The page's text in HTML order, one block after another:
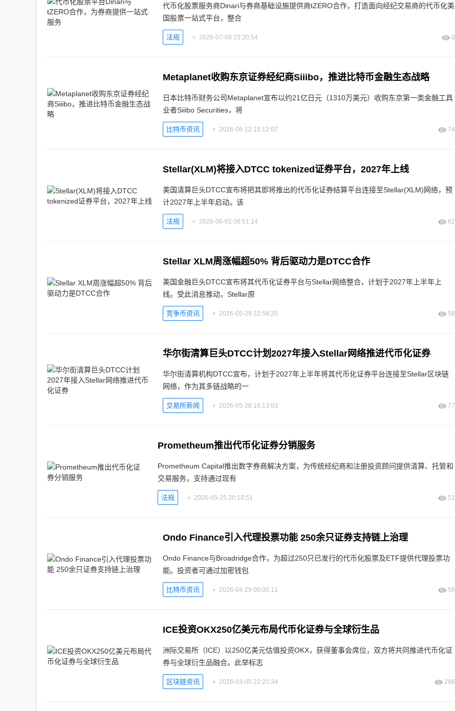
代币化股票服务商Dinari与券商基础设施提供商tZERO合作，打造面向经纪交易商的代币化美
国股票一站式平台，整合
法规 2026-07-08 23:20:54 0
Metaplanet收购东京证券经纪商Siiibo，推进比特币金融生态战略
日本比特币财务公司Metaplanet宣布以约21亿日元（1310万美元）收购东京第一类金融工具
业者Siiibo Securities，将
比特币资讯 2026-06-12 18:12:07 74
Stellar(XLM)将接入DTCC tokenized证券平台，2027年上线
美国清算巨头DTCC宣布将把其即将推出的代币化证券结算平台连接至Stellar(XLM)网络，预
计2027年上半年启动。该
法规 2026-06-01 06:51:14 82
Stellar XLM周涨幅超50% 背后驱动力是DTCC合作
美国金融巨头DTCC宣布将其代币化证券平台与Stellar网络整合，计划于2027年上半年上
线。受此消息推动，Stellar原
竞争币资讯 2026-05-29 22:58:20 58
华尔街清算巨头DTCC计划2027年接入Stellar网络推进代币化证券
华尔街清算机构DTCC宣布，计划于2027年上半年将其代币化证券平台连接至Stellar区块链
网络，作为其多链战略的一
交易所新闻 2026-05-28 18:13:03 77
Prometheum推出代币化证券分销服务
Prometheum Capital推出数字券商解决方案，为传统经纪商和注册投资顾问提供清算、托管和
交易服务，支持通过现有
法规 2026-05-25 20:18:51 51
Ondo Finance引入代理投票功能 250余只证券支持链上治理
Ondo Finance与Broadridge合作，为超过250只已发行的代币化股票及ETF提供代理投票功
能。投资者可通过加密钱包
比特币资讯 2026-04-29 00:00:11 56
ICE投资OKX250亿美元布局代币化证券与全球衍生品
洲际交易所（ICE）以250亿美元估值投资OKX，获得董事会席位，双方将共同推进代币化证
券与全球衍生品融合。此举标志
区块链资讯 2026-03-05 22:25:34 286